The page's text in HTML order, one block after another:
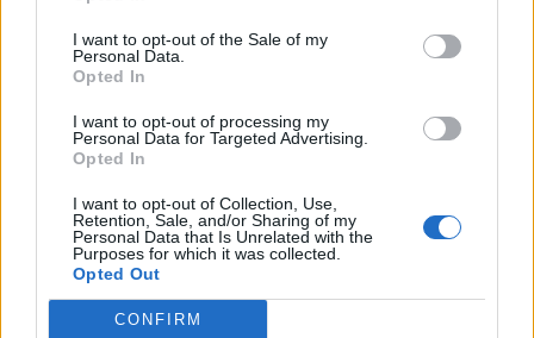
I want to opt-out of the Sale of my
Personal Data.
Opted In
I want to opt-out of processing my
Personal Data for Targeted Advertising.
Opted In
I want to opt-out of Collection, Use,
Retention, Sale, and/or Sharing of my
Personal Data that Is Unrelated with the
Purposes for which it was collected.
Opted Out
CONFIRM